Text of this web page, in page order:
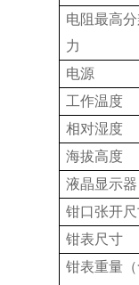
电阻最高
力
电源
工作温度
相对湿度
海拔高度
液晶显示器
钳口张开
钳表尺寸
钳表重量